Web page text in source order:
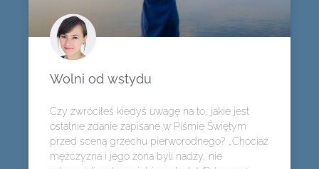
Wolni od wstydu
Czy zwróciłeś kiedyś uwagę na to, jakie jest
ostatnie zdanie zapisane w Piśmie Świętym
przed sceną grzechu pierworodnego? „Chociaż
mężczyzna i jego żona byli nadzy, nie